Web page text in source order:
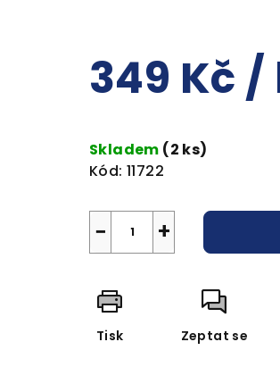
hvězdiček.
349 Kč /
cena:
Skladem (2 ks)
Kód: 11722
+
−
Tisk Zeptat se